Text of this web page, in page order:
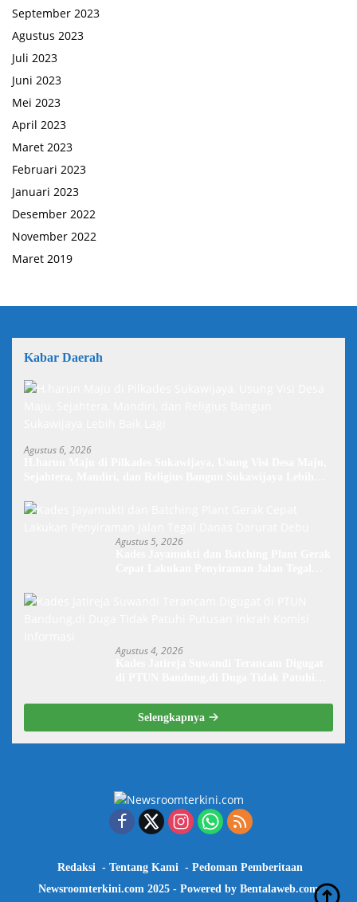
September 2023
Agustus 2023
Juli 2023
Juni 2023
Mei 2023
April 2023
Maret 2023
Februari 2023
Januari 2023
Desember 2022
November 2022
Maret 2019
Kabar Daerah
Agustus 6, 2026
Agustus 5, 2026
Agustus 4, 2026
Selengkapnya
Redaksi Tentang Kami
Pedoman Pemberitaan
Newsroomterkini.com 2025 - Powered by Bentalaweb.com